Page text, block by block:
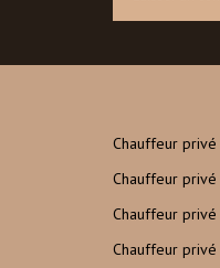
Chauffeur privé
Chauffeur privé
Chauffeur privé
Chauffeur privé